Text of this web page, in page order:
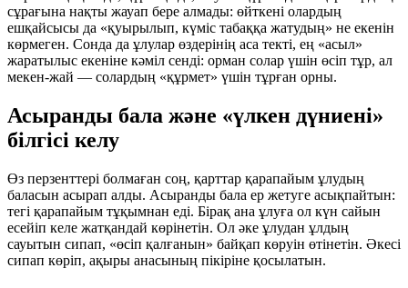
сұрағына нақты жауап бере алмады: өйткені олардың
ешқайсысы да «қуырылып, күміс табаққа жатудың» не екенін
көрмеген. Сонда да ұлулар өздерінің аса текті, ең «асыл»
жаратылыс екеніне кәміл сенді: орман солар үшін өсіп тұр, ал
мекен-жай — солардың «құрмет» үшін тұрған орны.
Асыранды бала және «үлкен дүниені»
білгісі келу
Өз перзенттері болмаған соң, қарттар қарапайым ұлудың
баласын асырап алды. Асыранды бала ер жетуге асықпайтын:
тегі қарапайым тұқымнан еді. Бірақ ана ұлуға ол күн сайын
есейіп келе жатқандай көрінетін. Ол әке ұлудан ұлдың
сауытын сипап, «өсіп қалғанын» байқап көруін өтінетін. Әкесі
сипап көріп, ақыры анасының пікіріне қосылатын.